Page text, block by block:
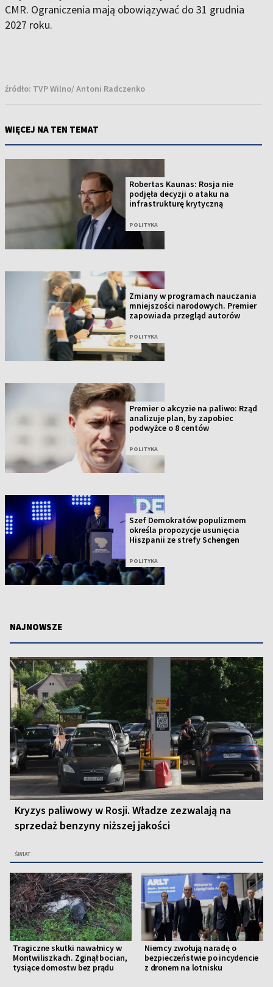
CMR. Ograniczenia mają obowiązywać do 31 grudnia
2027 roku.
źródło: TVP Wilno/ Antoni Radczenko
WIĘCEJ NA TEN TEMAT
Robertas Kaunas: Rosja nie
podjęła decyzji o ataku na
infrastrukturę krytyczną
POLITYKA
Zmiany w programach nauczania
mniejszości narodowych. Premier
zapowiada przegląd autorów
POLITYKA
Premier o akcyzie na paliwo: Rząd
analizuje plan, by zapobiec
podwyżce o 8 centów
POLITYKA
Szef Demokratów populizmem
określa propozycje usunięcia
Hiszpanii ze strefy Schengen
POLITYKA
NAJNOWSZE
Kryzys paliwowy w Rosji. Władze zezwalają na
sprzedaż benzyny niższej jakości
ŚWIAT
Tragiczne skutki nawałnicy w
Montwiliszkach. Zginął bocian,
tysiące domostw bez prądu
Niemcy zwołują naradę o
bezpieczeństwie po incydencie
z dronem na lotnisku